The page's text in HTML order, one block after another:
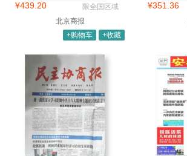
¥439.20
限全国区域
北京商报
+购物车
+收藏
¥351.36